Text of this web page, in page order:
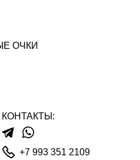
ОЧКИ
+7 993 351 2109
КОНТАКТЫ: